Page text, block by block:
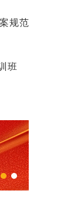
规范
班
03
案中